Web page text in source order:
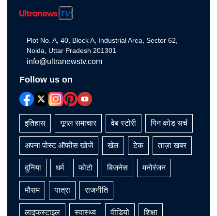
Plot No. A, 40, Block A, Industrial Area, Sector 62,
Noida, Uttar Pradesh 201301
info@ultranewstv.com
Follow us on
इतिहास गूगल समाचार वेब स्टोरी पिन कोड सर्च
अपना पोस्ट ऑफीस खोजें खेल टेक ताज़ा खबर
दुनिया धर्म फोटो बिजनेस मनोरंजन
मौसम यात्रा राजनीति
लाइफस्टाइल स्वास्थ्य वीडियो शिक्षा